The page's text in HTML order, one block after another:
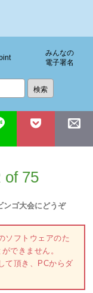
みんなの
電子署名
of 75
ンゴ大会にどうぞ
ソフトウェアのた
できません。
て頂き、PCからダ